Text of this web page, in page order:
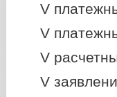
V
V
V
V